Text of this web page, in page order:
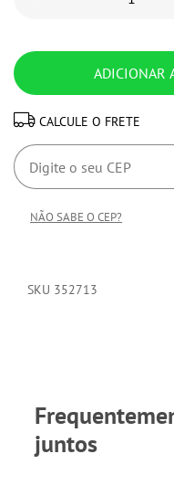
CALCULE O FRETE
NÃO SABE O CEP?
SKU 352713
juntos